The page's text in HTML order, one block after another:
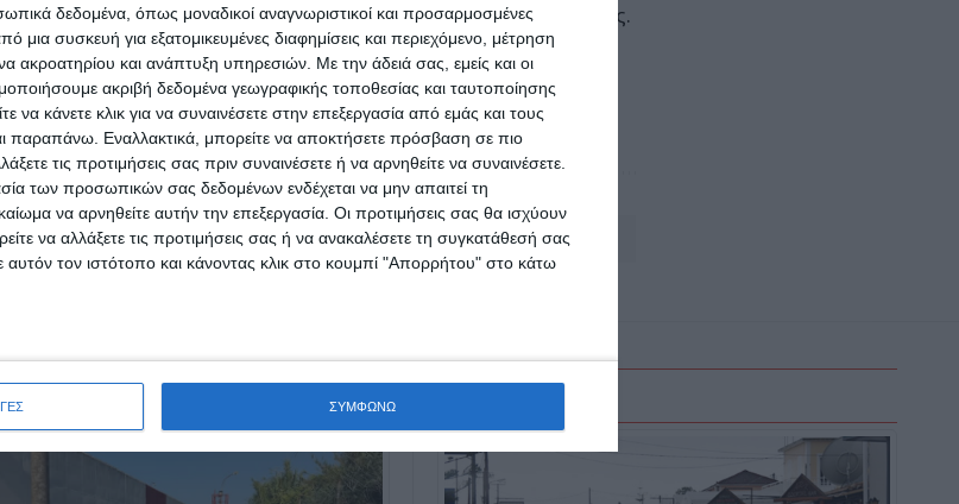
δεδομένα, όπως μοναδικοί αναγνωριστικοί και προσαρμοσμένες
μια συσκευή για εξατομικευμένες διαφημίσεις και περιεχόμενο, μέτρηση
ακροατηρίου και ανάπτυξη υπηρεσιών. Με την άδειά σας, εμείς και οι
ακριβή δεδομένα γεωγραφικής τοποθεσίας και ταυτοποίησης
κάνετε κλικ για να συναινέσετε στην επεξεργασία από εμάς και τους
παραπάνω. Εναλλακτικά, μπορείτε να αποκτήσετε πρόσβαση σε πιο
τις προτιμήσεις σας πριν συναινέσετε ή να αρνηθείτε να συναινέσετε.
των προσωπικών σας δεδομένων ενδέχεται να μην απαιτεί τη
να αρνηθείτε αυτήν την επεξεργασία. Οι προτιμήσεις σας θα ισχύουν
να αλλάξετε τις προτιμήσεις σας ή να ανακαλέσετε τη συγκατάθεσή σας
τον ιστότοπο και κάνοντας κλικ στο κουμπί "Απορρήτου" στο κάτω
ΣΥΜΦΩΝΩ
εθνικής μνήμης και την ενίσχυση της εθνικής αυτογνωσίας.
και για έναν πολυχώρο αναψυχής, με αναφορά και
γνώση, την τουριστική αξιοποίηση και την ψυχαγωγία.
Αφήστε ένα σχόλιο